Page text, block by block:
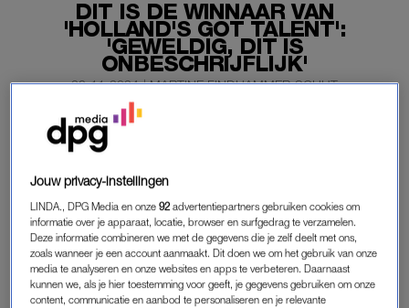
DIT IS DE WINNAAR VAN
'HOLLAND'S GOT TALENT':
'GEWELDIG, DIT IS
ONBESCHRIJFLIJK'
08-11-2024 | MARTINE FINDHAMMER-SCHUT
Holland’s Got Talent
vanavond: de finale acts – flow artiest Michelle,
dansgroep World of Afro en The Diamond Baritones –
zorgen voor een groot spektakel.
Maar wie van de drie wint uiteindelijk het veertiende seizoen?
Let op: dit artikel bevat spoilers.
Jouw privacy-instellingen
LINDA., DPG Media en onze92 advertentiepartners gebruiken cookies om
informatie over je apparaat, locatie, browser en surfgedrag te verzamelen.
Deze informatie combineren we met de gegevens die je zelf deelt met ons,
zoals wanneer je een account aanmaakt. Dit doen we om het gebruik van onze
media te analyseren en onze websites en apps te verbeteren. Daarnaast
kunnen we, als je hier toestemming voor geeft, je gegevens gebruiken om onze
content, communicatie en aanbod te personaliseren en je relevante